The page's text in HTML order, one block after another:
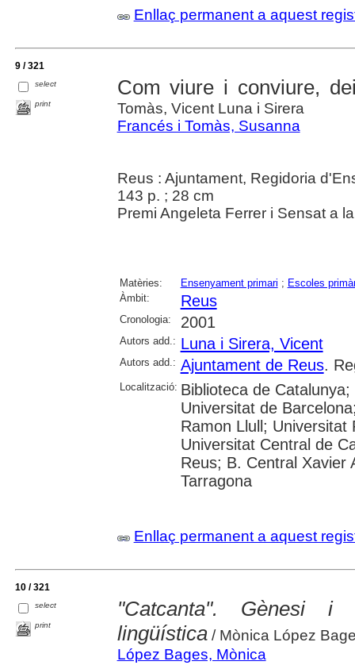
Enllaç permanent a aquest
9 / 321
select
print
Com viure i conviure,
Tomàs, Vicent Luna i Sirera
Francés i Tomàs, Susanna
Reus : Ajuntament, Regidoria
143 p. ; 28 cm
Premi Angeleta Ferrer i Sensat a
Matèries: Ensenyament primari ; Escoles
Àmbit:
Reus
Cronologia: 2001
Autors add.: Luna i Sirera, Vicent
Autors add.: Ajuntament de Reus.
Localització: Biblioteca de
Universitat de
Ramon Llull; Universitat
Universitat Central de
Reus; B. Central Xavier
Tarragona
Enllaç permanent a aquest
10 / 321
select
print
"Catcanta". Gènesi i
lingüística/ Mònica López
López Bages, Mònica